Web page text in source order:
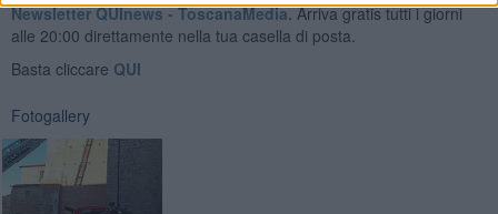
Newsletter QUInews - ToscanaMedia.Arriva gratis tutti i giorni
alle 20:00 direttamente nella tua casella di posta.
Basta cliccare QUI
Fotogallery